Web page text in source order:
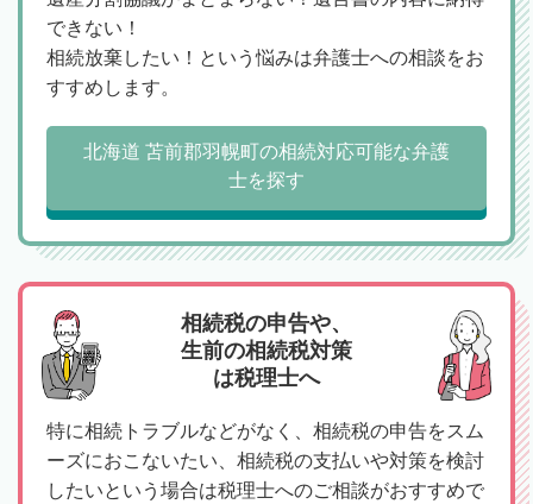
できない！
相続放棄したい！という悩みは弁護士への相談をお
すすめします。
北海道 苫前郡羽幌町の相続対応可能な弁護
士を探す
相続税の申告や、
生前の相続税対策
は税理士へ
特に相続トラブルなどがなく、相続税の申告をスム
ーズにおこないたい、相続税の支払いや対策を検討
したいという場合は税理士へのご相談がおすすめで